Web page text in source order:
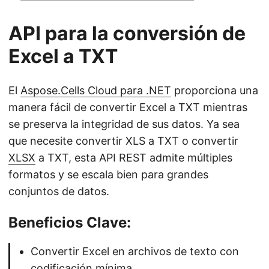
API para la conversión de
Excel a TXT
El Aspose.Cells Cloud para .NET proporciona una
manera fácil de convertir Excel a TXT mientras
se preserva la integridad de sus datos. Ya sea
que necesite convertir XLS a TXT o convertir
XLSX a TXT, esta API REST admite múltiples
formatos y se escala bien para grandes
conjuntos de datos.
Beneficios Clave:
Convertir Excel en archivos de texto con